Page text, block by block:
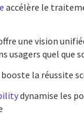
accélère le
une vision
usagers quel que
booste la réussite
dynamise les